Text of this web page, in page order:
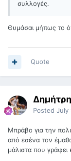
συλλογές.
Θυμάσαι μήπως το
Quote
Posted July
Μπράβο για την
από εσένα τον
μάλιστα που γράφει